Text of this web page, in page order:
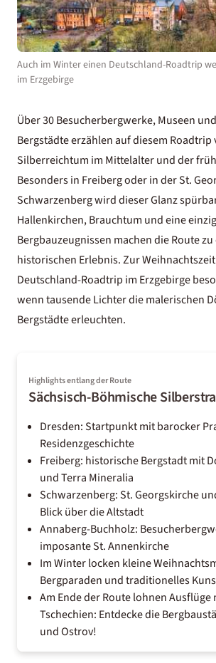
Auch im Winter einen Deutschland-Roadtrip
im Erzgebirge
Über 30 Besucherbergwerke, Museen
Bergstädte erzählen auf diesem
Silberreichtum im Mittelalter und der
Besonders in Freiberg oder in der St.
Schwarzenberg wird dieser Glanz
Hallenkirchen, Brauchtum und eine
Bergbauzeugnissen machen die Route
historischen Erlebnis. Zur
Deutschland-Roadtrip im Erzgebirge
wenn tausende Lichter die malerischen
Bergstädte erleuchten.
Highlights entlang der Route
Sächsisch-Böhmische
Dresden: Startpunkt mit barocker
Residenzgeschichte
Freiberg: historische Bergstadt mit
und Terra Mineralia
Schwarzenberg: St. Georgskirche
Blick über die Altstadt
Annaberg-Buchholz:
imposante St. Annenkirche
Im Winter locken kleine
Bergparaden und traditionelles
Am Ende der Route lohnen Ausflüge
Tschechien: Entdecke die
und Ostrov!